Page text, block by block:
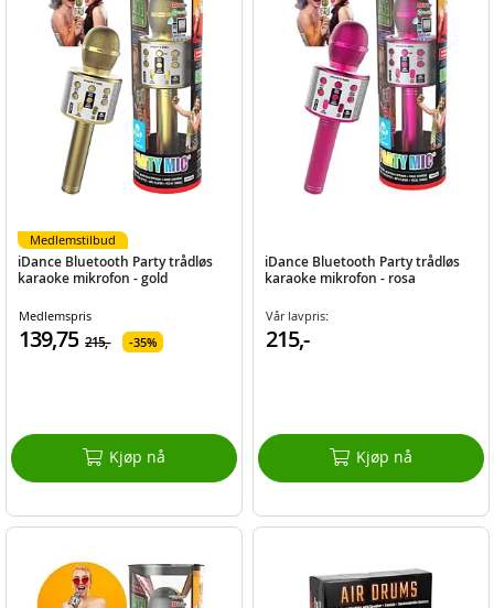
iDance Bluetooth Party trådløs
karaoke mikrofon - gold
Medlemspris
139,75 215,- 35%
Kjøp nå
Medlemstilbud
iDance Bluetooth Party trådløs
karaoke mikrofon - rosa
Vår lavpris:
215,-
Kjøp nå